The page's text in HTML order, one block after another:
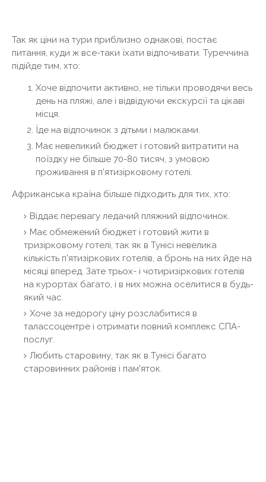
Так як ціни на тури приблизно однакові, постає
питання, куди ж все-таки їхати відпочивати. Туреччина
підійде тим, хто:
Хоче відпочити активно, не тільки проводячи весь
день на пляжі, але і відвідуючи екскурсії та цікаві
місця.
Їде на відпочинок з дітьми і малюками.
Має невеликий бюджет і готовий витратити на
поїздку не більше 70-80 тисяч, з умовою
проживання в п'ятизірковому готелі.
Африканська країна більше підходить для тих, хто:
Віддає перевагу ледачий пляжний відпочинок.
Має обмежений бюджет і готовий жити в
тризірковому готелі, так як в Тунісі невелика
кількість п'ятизіркових готелів, а бронь на них йде на
місяці вперед. Зате трьох- і чотиризіркових готелів
на курортах багато, і в них можна оселитися в будь-
який час.
Хоче за недорогу ціну розслабитися в
талассоцентре і отримати повний комплекс СПА-
послуг.
Любить старовину, так як в Тунісі багато
старовинних районів і пам'яток.